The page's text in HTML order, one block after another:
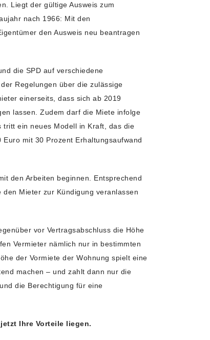
Liegt der gültige Ausweis zum
nach 1966: Mit den
den Ausweis neu beantragen
die SPD auf verschiedene
Regelungen über die zulässige
einerseits, dass sich ab 2019
lassen. Zudem darf die Miete infolge
ein neues Modell in Kraft, das die
mit 30 Prozent Erhaltungsaufwand
den Arbeiten beginnen. Entsprechend
Mieter zur Kündigung veranlassen
vor Vertragsabschluss die Höhe
Vermieter nämlich nur in bestimmten
der Vormiete der Wohnung spielt eine
machen – und zahlt dann nur die
die Berechtigung für eine
Ihre Vorteile liegen.